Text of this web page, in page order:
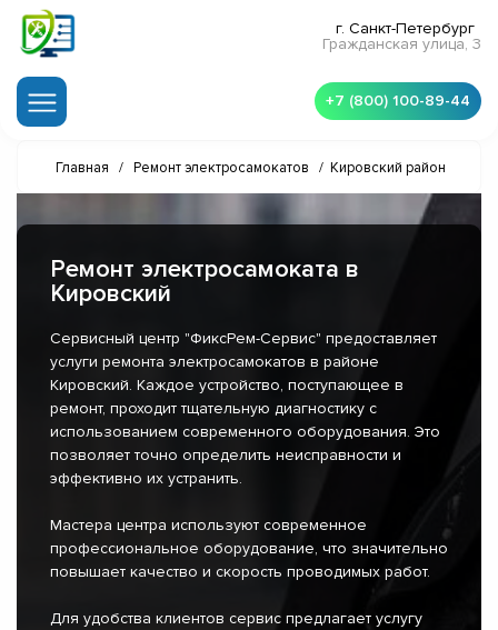
г. Санкт-Петербург
Гражданская улица, 3
+7 (800) 100-89-44
Главная / Ремонт электросамокатов / Кировский район
Ремонт электросамоката в
Кировский
Сервисный центр "ФиксРем-Сервис" предоставляет
услуги ремонта электросамокатов в районе
Кировский. Каждое устройство, поступающее в
ремонт, проходит тщательную диагностику с
использованием современного оборудования. Это
позволяет точно определить неисправности и
эффективно их устранить.
Мастера центра используют современное
профессиональное оборудование, что значительно
повышает качество и скорость проводимых работ.
Для удобства клиентов сервис предлагает услугу